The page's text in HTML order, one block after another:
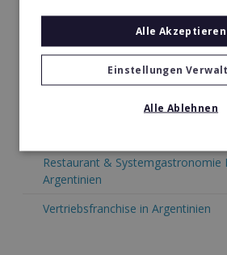
Lebensmittel Franchise in
Medien & Werbung Franchise in
Möbel & Einrichtung Franchise in
Nachhilfe & Weiterbildung
Restaurant & Systemgastronomie
Argentinien
Vertriebsfranchise in Argentinien
Alle Akzeptieren
Einstellungen
Alle Ablehnen